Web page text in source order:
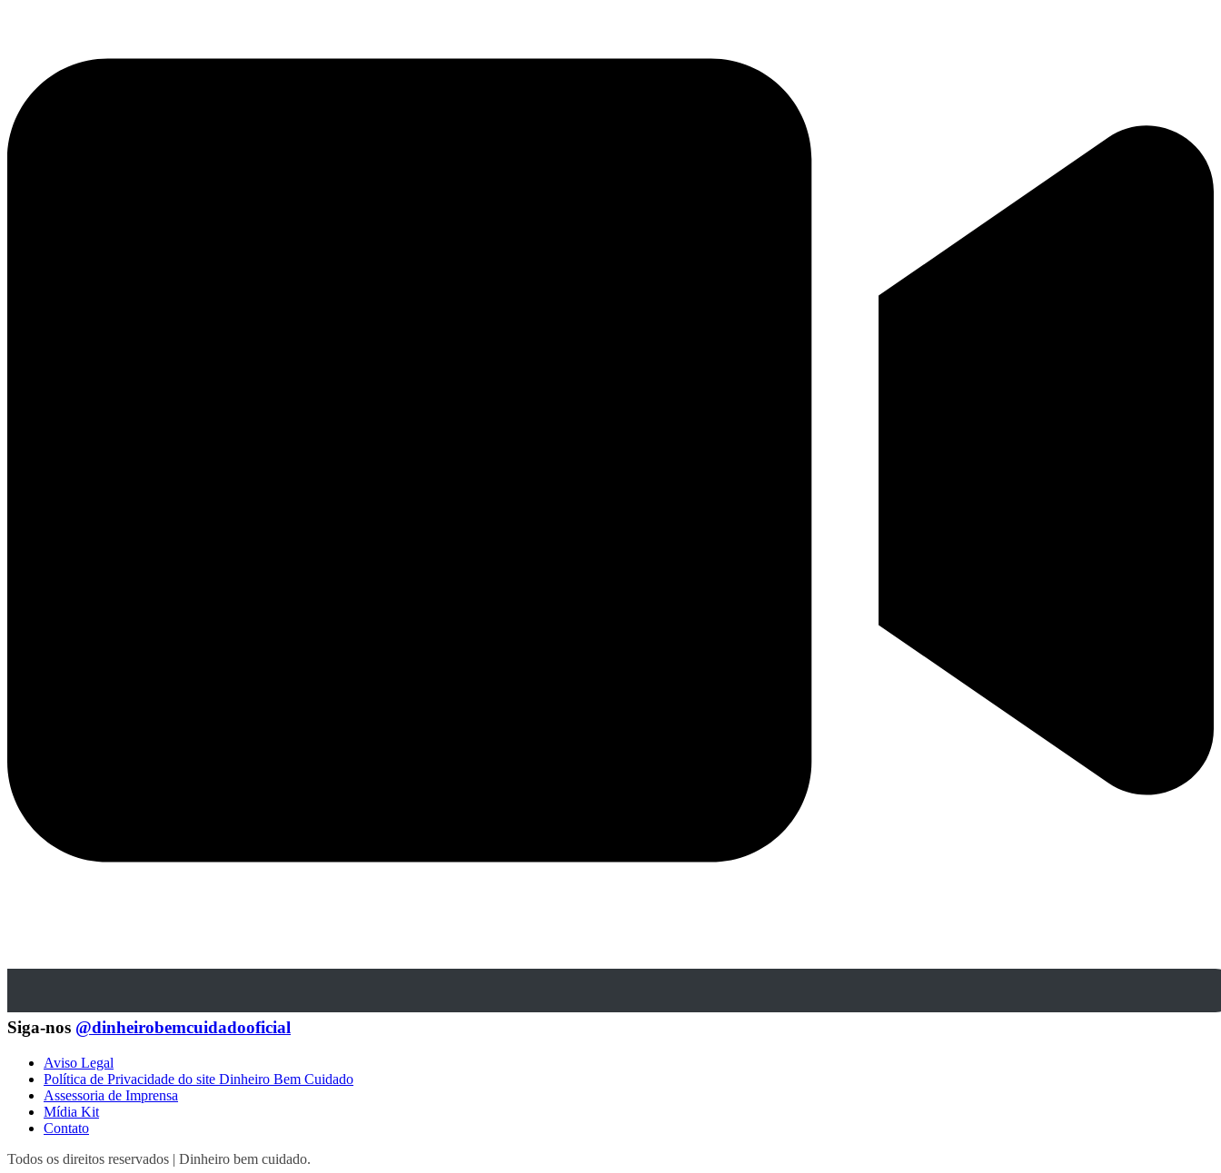
Siga-nos @dinheirobemcuidadooficial
Aviso Legal
Política de Privacidade do site Dinheiro Bem Cuidado
Assessoria de Imprensa
Mídia Kit
Contato
Todos os direitos reservados | Dinheiro bem cuidado.